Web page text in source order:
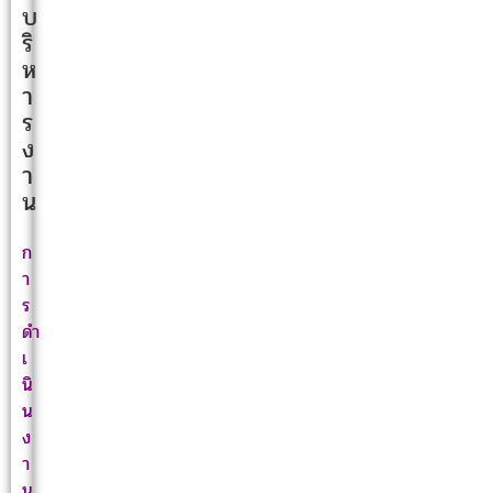
บ
ริ
ห
า
ร
ง
า
น
ก
า
ร
ดำ
เ
นิ
น
ง
า